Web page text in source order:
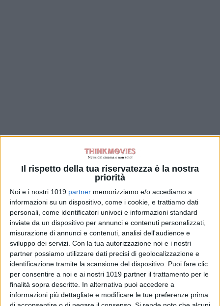
Il rispetto della tua riservatezza è la nostra
priorità
Noi e i nostri 1019 partner memorizziamo e/o accediamo a
informazioni su un dispositivo, come i cookie, e trattiamo dati
personali, come identificatori univoci e informazioni standard
inviate da un dispositivo per annunci e contenuti personalizzati,
misurazione di annunci e contenuti, analisi dell'audience e
sviluppo dei servizi. Con la tua autorizzazione noi e i nostri
partner possiamo utilizzare dati precisi di geolocalizzazione e
identificazione tramite la scansione del dispositivo. Puoi fare clic
per consentire a noi e ai nostri 1019 partner il trattamento per le
finalità sopra descritte. In alternativa puoi accedere a
informazioni più dettagliate e modificare le tue preferenze prima